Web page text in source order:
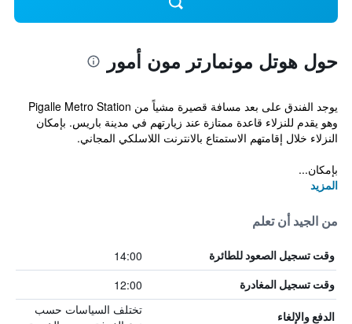
حول هوتل مونمارتر مون أمور
يوجد الفندق على بعد مسافة قصيرة مشياً من Pigalle Metro Station
وهو يقدم للنزلاء قاعدة ممتازة عند زيارتهم في مدينة باريس. بإمكان
النزلاء خلال إقامتهم الاستمتاع بالانترنت اللاسلكي المجاني.
بإمكان...
المزيد
من الجيد أن تعلم
وقت تسجيل الصعود للطائرة 14:00
وقت تسجيل المغادرة 12:00
الدفع والإلغاء
تختلف السياسات حسب